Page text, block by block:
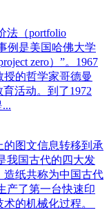
法（portfolio
例是美国哈佛大学
zero）”。1967
的哲学家哥德曼
育活动。到了1972
图文信息转移到承
我国古代的四大发
造纸共称为中国古代
产了第一台快速印
的机械化过程。